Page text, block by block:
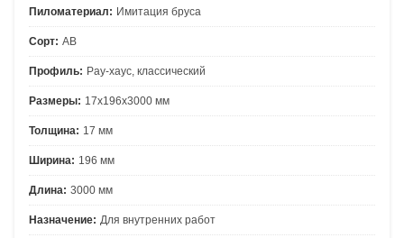
Пиломатериал: Имитация бруса
Сорт: АВ
Профиль: Рау-хаус, классический
Размеры: 17х196х3000 мм
Толщина: 17 мм
Ширина: 196 мм
Длина: 3000 мм
Назначение: Для внутренних работ